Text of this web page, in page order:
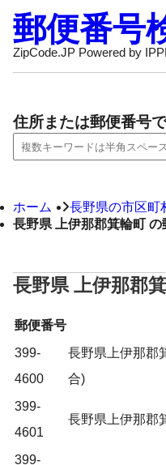
郵便番号
ZipCode.JP Powered by
住所または郵便番号
ホーム
長野県の市区町
長野県 上伊那郡箕輪町
長野県 上伊那郡
郵便番号
399-
4600
長野県上伊那郡
合)
399-
4601
長野県上伊那郡
399-